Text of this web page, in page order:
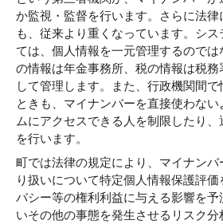
か監視・監督を行います。さらに法律
も、従来より重くなっています。シ
ては、個人情報を一元管理するので
の情報は年金事務所、税の情報は税
して管理します。また、行政機関間
ときも、マイナンバーを直接使わな
ムにアクセスできる人を制限したり
を行います。
町では法律の規定により、マイナンバ
り扱いについて特定個人情報保護評
バシー等の権利利益に与える影響を予
いその他の事態を発生させるリスク